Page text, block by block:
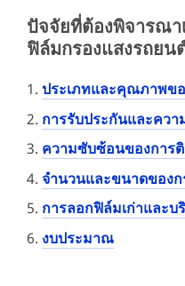
ปัจจัยที่ต้องพิจารณา
ฟิล์มกรองแสงรถยน
1. ประเภทและคุณภาพข
2. การรับประกันและคว
3. ความซับซ้อนของการ
4. จำนวนและขนาดของ
5. การลอกฟิล์มเก่าและบ
6. งบประมาณ